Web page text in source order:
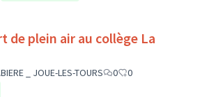
de plein air au collège La
_ JOUE-LES-TOURS 0
0